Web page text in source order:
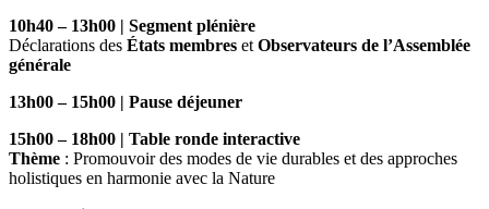
10h40 – 13h00 | Segment plénière
Déclarations des États membres et Observateurs de l’Assemblée
générale
13h00 – 15h00 | Pause déjeuner
15h00 – 18h00 | Table ronde interactive
Thème : Promouvoir des modes de vie durables et des approches
holistiques en harmonie avec la Nature